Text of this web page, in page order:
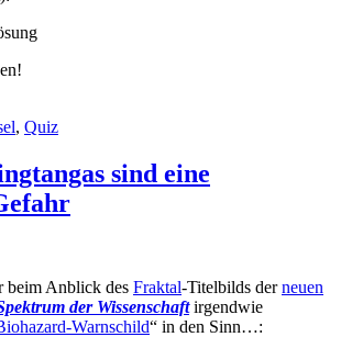
, Quiz
sind eine
beim Anblick des Fraktal-Titelbilds derneuen
der Wissenschaftirgendwie
Warnschild“ in den Sinn…: